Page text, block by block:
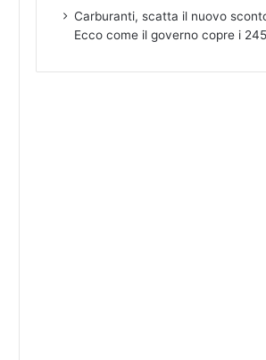
Carburanti, scatta il nuovo
Ecco come il governo copre i